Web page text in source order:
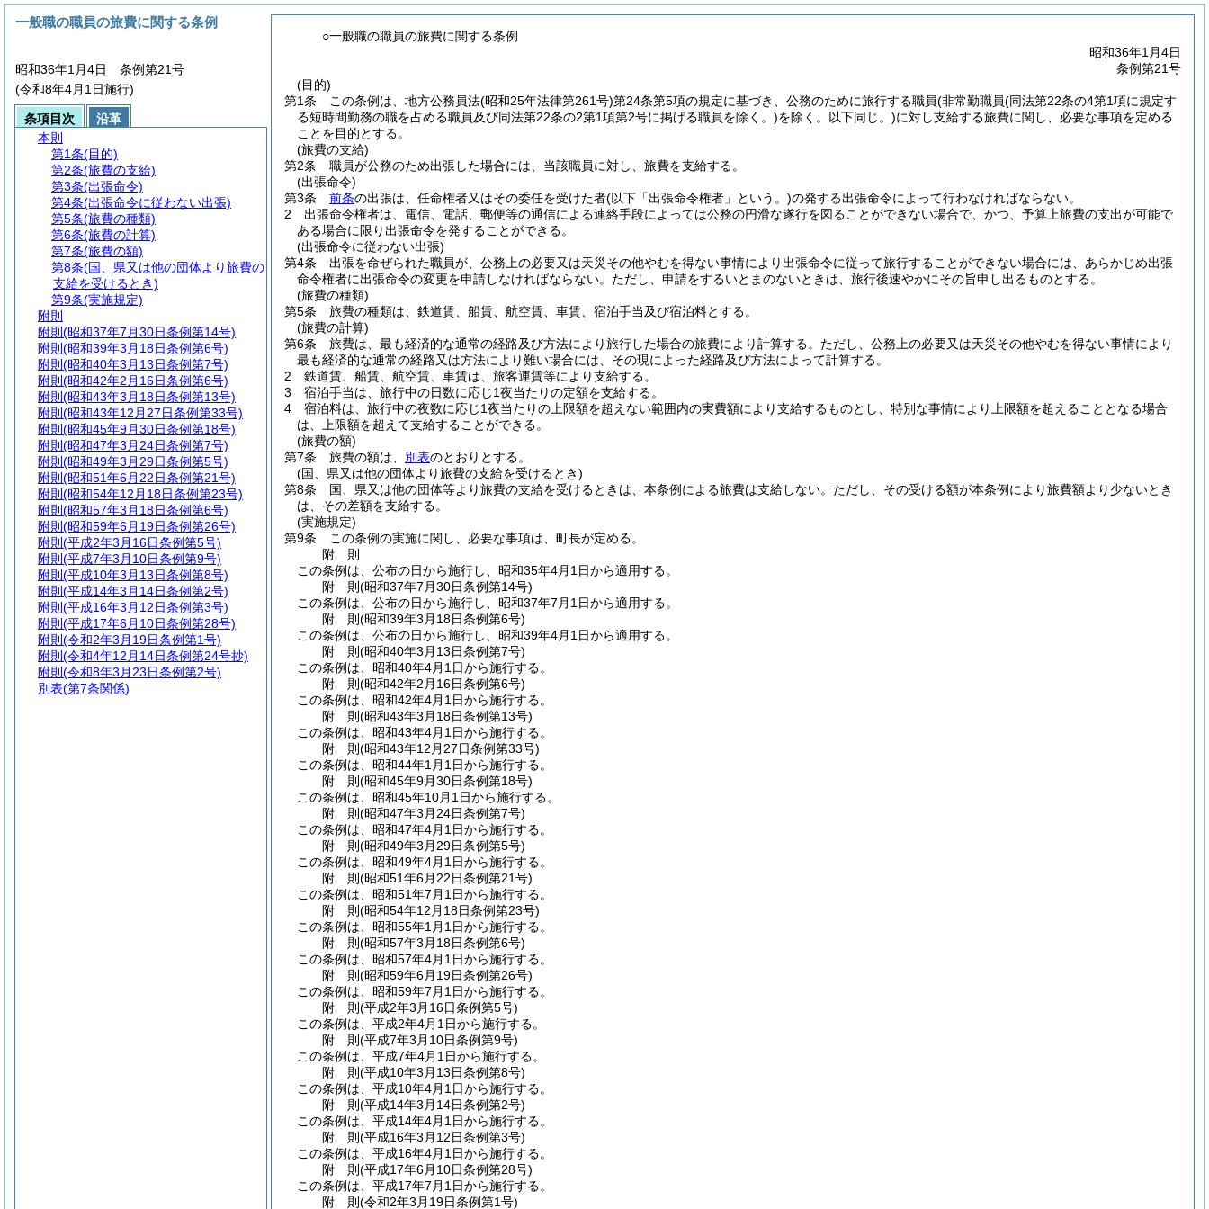
○一般職の職員の旅費に関する条例
昭和36年1月4日
条例第21号
(目的)
第1条
この条例は、地方公務員法(昭和25年法律第261号)第24条第5項の規定に基づき、公務のために旅行する職員(非常勤職員(同法第22条の4第1項に規定す
る短時間勤務の職を占める職員及び同法第22条の2第1項第2号に掲げる職員を除く。)を除く。以下同じ。)に対し支給する旅費に関し、必要な事項を定める
ことを目的とする。
(旅費の支給)
第2条
職員が公務のため出張した場合には、当該職員に対し、旅費を支給する。
(出張命令)
第3条
前条の出張は、任命権者又はその委任を受けた者(以下「出張命令権者」という。)の発する出張命令によって行わなければならない。
2
出張命令権者は、電信、電話、郵便等の通信による連絡手段によっては公務の円滑な遂行を図ることができない場合で、かつ、予算上旅費の支出が可能で
ある場合に限り出張命令を発することができる。
(出張命令に従わない出張)
第4条
出張を命ぜられた職員が、公務上の必要又は天災その他やむを得ない事情により出張命令に従って旅行することができない場合には、あらかじめ出張
命令権者に出張命令の変更を申請しなければならない。 ただし、申請をするいとまのないときは、旅行後速やかにその旨申し出るものとする。
(旅費の種類)
第5条
旅費の種類は、鉄道賃、船賃、航空賃、車賃、宿泊手当及び宿泊料とする。
(旅費の計算)
第6条
旅費は、最も経済的な通常の経路及び方法により旅行した場合の旅費により計算する。 ただし、公務上の必要又は天災その他やむを得ない事情により
最も経済的な通常の経路又は方法により難い場合には、その現によった経路及び方法によって計算する。
2
鉄道賃、船賃、航空賃、車賃は、旅客運賃等により支給する。
3
宿泊手当は、旅行中の日数に応じ1夜当たりの定額を支給する。
4
宿泊料は、旅行中の夜数に応じ1夜当たりの上限額を超えない範囲内の実費額により支給するものとし、特別な事情により上限額を超えることとなる場合
は、上限額を超えて支給することができる。
(旅費の額)
第7条
旅費の額は、 別表のとおりとする。
(国、県又は他の団体より旅費の支給を受けるとき)
第8条
国、県又は他の団体等より旅費の支給を受けるときは、本条例による旅費は支給しない。 ただし、その受ける額が本条例により旅費額より少ないとき
は、その差額を支給する。
(実施規定)
第9条
この条例の実施に関し、必要な事項は、町長が定める。
附 則
この条例は、公布の日から施行し、昭和35年4月1日から適用する。
附 則(昭和37年7月30日条例第14号)
この条例は、公布の日から施行し、昭和37年7月1日から適用する。
附 則(昭和39年3月18日条例第6号)
この条例は、公布の日から施行し、昭和39年4月1日から適用する。
附 則(昭和40年3月13日条例第7号)
この条例は、昭和40年4月1日から施行する。
附 則(昭和42年2月16日条例第6号)
この条例は、昭和42年4月1日から施行する。
附 則(昭和43年3月18日条例第13号)
この条例は、昭和43年4月1日から施行する。
附 則(昭和43年12月27日条例第33号)
この条例は、昭和44年1月1日から施行する。
附 則(昭和45年9月30日条例第18号)
この条例は、昭和45年10月1日から施行する。
附 則(昭和47年3月24日条例第7号)
この条例は、昭和47年4月1日から施行する。
附 則(昭和49年3月29日条例第5号)
この条例は、昭和49年4月1日から施行する。
附 則(昭和51年6月22日条例第21号)
この条例は、昭和51年7月1日から施行する。
附 則(昭和54年12月18日条例第23号)
この条例は、昭和55年1月1日から施行する。
附 則(昭和57年3月18日条例第6号)
この条例は、昭和57年4月1日から施行する。
附 則(昭和59年6月19日条例第26号)
この条例は、昭和59年7月1日から施行する。
附 則(平成2年3月16日条例第5号)
この条例は、平成2年4月1日から施行する。
附 則(平成7年3月10日条例第9号)
この条例は、平成7年4月1日から施行する。
附 則(平成10年3月13日条例第8号)
この条例は、平成10年4月1日から施行する。
附 則(平成14年3月14日条例第2号)
この条例は、平成14年4月1日から施行する。
附 則(平成16年3月12日条例第3号)
この条例は、平成16年4月1日から施行する。
附 則(平成17年6月10日条例第28号)
この条例は、平成17年7月1日から施行する。
附 則(令和2年3月19日条例第1号)
一般職の職員の旅費に関する条例
昭和36年1月4日 条例第21号
(令和8年4月1日施行)
条項目次
沿革
本則
第1条(目的)
第2条(旅費の支給)
第3条(出張命令)
第4条(出張命令に従わない出張)
第5条(旅費の種類)
第6条(旅費の計算)
第7条(旅費の額)
第8条(国、県又は他の団体より旅費の
支給を受けるとき)
第9条(実施規定)
附則
附則 (昭和37年7月30日条例第14号)
附則 (昭和39年3月18日条例第6号)
附則 (昭和40年3月13日条例第7号)
附則 (昭和42年2月16日条例第6号)
附則 (昭和43年3月18日条例第13号)
附則 (昭和43年12月27日条例第33号)
附則 (昭和45年9月30日条例第18号)
附則 (昭和47年3月24日条例第7号)
附則 (昭和49年3月29日条例第5号)
附則 (昭和51年6月22日条例第21号)
附則 (昭和54年12月18日条例第23号)
附則 (昭和57年3月18日条例第6号)
附則 (昭和59年6月19日条例第26号)
附則 (平成2年3月16日条例第5号)
附則 (平成7年3月10日条例第9号)
附則 (平成10年3月13日条例第8号)
附則 (平成14年3月14日条例第2号)
附則 (平成16年3月12日条例第3号)
附則 (平成17年6月10日条例第28号)
附則 (令和2年3月19日条例第1号)
附則 (令和4年12月14日条例第24号抄)
附則 (令和8年3月23日条例第2号)
別表(第7条関係)